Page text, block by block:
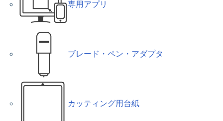
専用アプリ
ブレード・ペン・アダプタ
カッティング用台紙